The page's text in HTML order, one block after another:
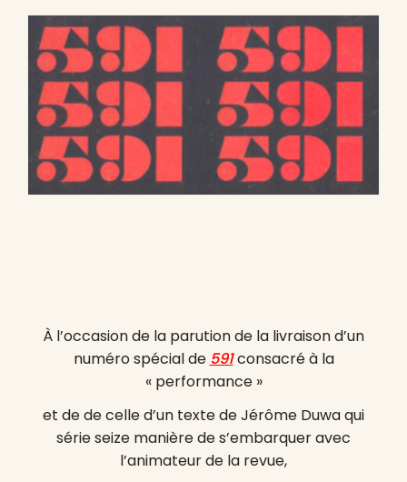
À l’occasion de la parution de la livraison d’un
numéro spécial de 591consacré à la
« performance »
et de de celle d’un texte de Jérôme Duwa qui
série seize manière de s’embarquer avec
l’animateur de la revue,